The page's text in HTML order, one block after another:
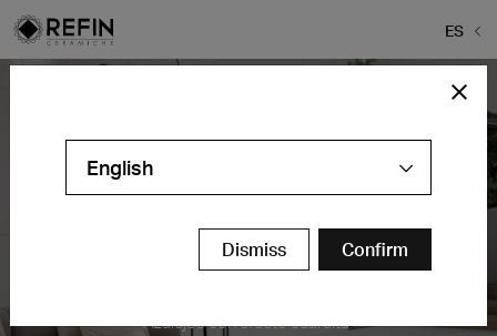
ES
Azulejos con efecto cuarcita
English
Dismiss Confirm